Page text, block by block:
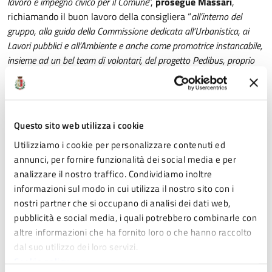
Questo sito web utilizza i cookie
Utilizziamo i cookie per personalizzare contenuti ed
annunci, per fornire funzionalità dei social media e per
analizzare il nostro traffico. Condividiamo inoltre
informazioni sul modo in cui utilizza il nostro sito con i
nostri partner che si occupano di analisi dei dati web,
pubblicità e social media, i quali potrebbero combinarle con
altre informazioni che ha fornito loro o che hanno raccolto
dal suo utilizzo dei loro servizi.
richiamando il buon lavoro della consigliera “all’interno del
gruppo, alla guida della Commissione dedicata all’Urbanistica, ai
Lavori pubblici e all’Ambiente e anche come promotrice instancabile,
insieme ad un bel team di volontari, del progetto Pedibus, proprio
quello che tante famiglie fidentine e i loro bimbi hanno scelto di
utilizzare
Dico grazie anche Fidenza perché ci ha fatti incontrare e
crescere insieme e posso sottoscrivere che ho avuto al mio fianco
una fidentina orgogliosa e caparbia, che non ha mai confuso onestà
con lealtà e con la quale ogni decisione presa è stata ragionata. Ora
che gli impegni personali erano troppo pressanti, Paola ha deciso di
non restare a scaldare una sedia o ad occupare un posto per
pavoneria e, così, al suo posto entrerà un decano del Consiglio,
Beppe Rota, artigiano ora in pensione ma il cui contributo di idee
per le piccole e medie imprese fidentine è sempre stato un grande
valore aggiunto. Per una persona speciale che va, un’altra arriva. E
come Sindaco non potrei chiedere di meglio”.